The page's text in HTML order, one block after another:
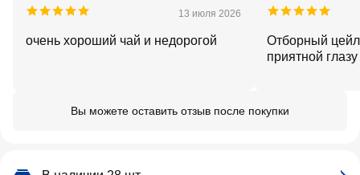
13 июля 2026
очень хороший чай и недорогой
Отборный
приятной
Вы можете оставить отзыв после покупки